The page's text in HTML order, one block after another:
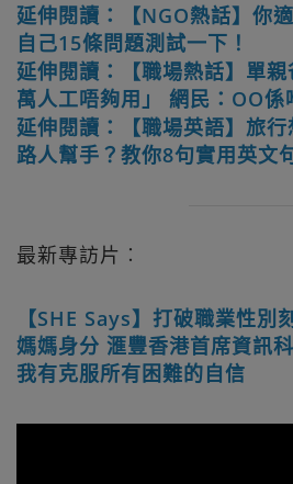
延伸閱讀：【NGO熱話】你
自己15條問題測試一下！
延伸閱讀：【職場熱話】單
萬人工唔夠用」 網民：OO係
延伸閱讀：【職場英語】旅
路人幫手？教你8句實用英文
最新專訪片︰
【SHE Says】打破職業性別
媽媽身分 滙豐香港首席資訊
我有克服所有困難的自信